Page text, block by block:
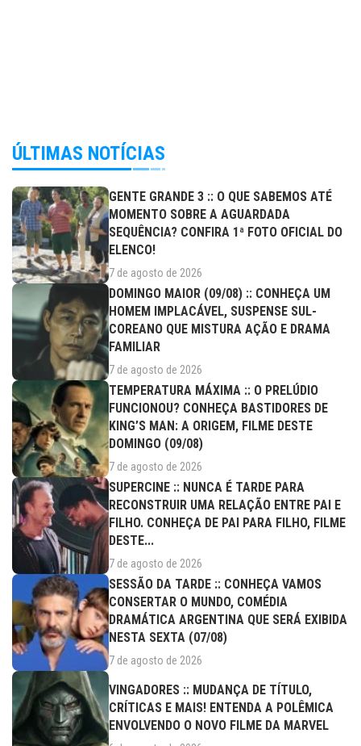
ÚLTIMAS NOTÍCIAS
GENTE GRANDE 3 :: O QUE SABEMOS ATÉ
MOMENTO SOBRE A AGUARDADA
SEQUÊNCIA? CONFIRA 1ª FOTO OFICIAL DO
ELENCO!
7 de agosto de 2026
DOMINGO MAIOR (09/08) :: CONHEÇA UM
HOMEM IMPLACÁVEL, SUSPENSE SUL-
COREANO QUE MISTURA AÇÃO E DRAMA
FAMILIAR
7 de agosto de 2026
TEMPERATURA MÁXIMA :: O PRELÚDIO
FUNCIONOU? CONHEÇA BASTIDORES DE
KING’S MAN: A ORIGEM, FILME DESTE
DOMINGO (09/08)
7 de agosto de 2026
SUPERCINE :: NUNCA É TARDE PARA
RECONSTRUIR UMA RELAÇÃO ENTRE PAI E
FILHO. CONHEÇA DE PAI PARA FILHO, FILME
DESTE...
7 de agosto de 2026
SESSÃO DA TARDE :: CONHEÇA VAMOS
CONSERTAR O MUNDO, COMÉDIA
DRAMÁTICA ARGENTINA QUE SERÁ EXIBIDA
NESTA SEXTA (07/08)
7 de agosto de 2026
VINGADORES :: MUDANÇA DE TÍTULO,
CRÍTICAS E MAIS! ENTENDA A POLÊMICA
ENVOLVENDO O NOVO FILME DA MARVEL